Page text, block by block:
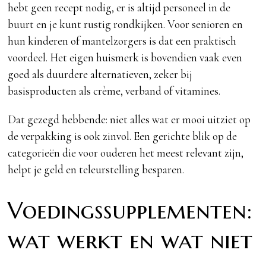
hebt geen recept nodig, er is altijd personeel in de
buurt en je kunt rustig rondkijken. Voor senioren en
hun kinderen of mantelzorgers is dat een praktisch
voordeel. Het eigen huismerk is bovendien vaak even
goed als duurdere alternatieven, zeker bij
basisproducten als crème, verband of vitamines.
Dat gezegd hebbende: niet alles wat er mooi uitziet op
de verpakking is ook zinvol. Een gerichte blik op de
categorieën die voor ouderen het meest relevant zijn,
helpt je geld en teleurstelling besparen.
Voedingssupplementen:
wat werkt en wat niet